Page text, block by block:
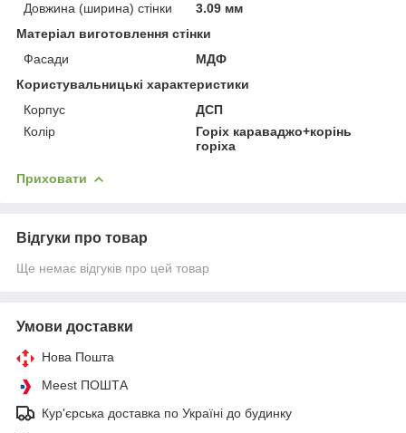
Довжина (ширина) стінки
3.09 мм
Матеріал виготовлення стінки
Фасади
МДФ
Користувальницькі характеристики
Корпус
ДСП
Колір
Горіх караваджо+корінь
горіха
Приховати
Відгуки про товар
Ще немає відгуків про цей товар
Умови доставки
Нова Пошта
Meest ПОШТА
Кур'єрська доставка по Україні до будинку